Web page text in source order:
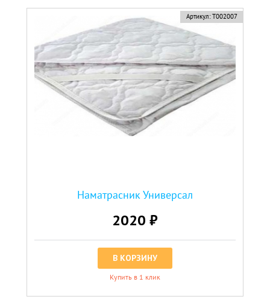
Артикул: Т002007
Наматрасник Универсал
2020 ₽
В КОРЗИНУ
Купить в 1 клик